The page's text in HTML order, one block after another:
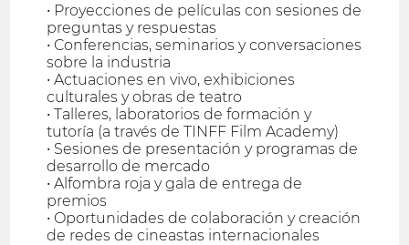
• Proyecciones de películas con sesiones de
preguntas y respuestas
• Conferencias, seminarios y conversaciones
sobre la industria
• Actuaciones en vivo, exhibiciones
culturales y obras de teatro
• Talleres, laboratorios de formación y
tutoría (a través de TINFF Film Academy)
• Sesiones de presentación y programas de
desarrollo de mercado
• Alfombra roja y gala de entrega de
premios
• Oportunidades de colaboración y creación
de redes de cineastas internacionales